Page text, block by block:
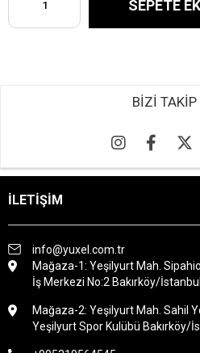
BİZİ TAKİP
İLETİŞİM
info@yuxel.com.tr
Mağaza-1: Yeşilyurt Mah.
İş Merkezi No:2 Bakırköy/İstanbul
Mağaza-2: Yeşilyurt Mah. Sahil
Yeşilyurt Spor Kulübü Bakırköy/